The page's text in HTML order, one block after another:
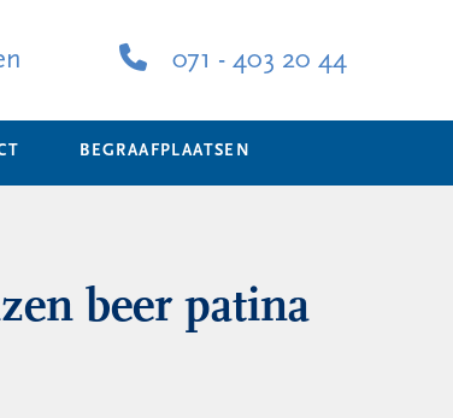
071 - 403 20 44
BEGRAAFPLAATSEN
beer patina